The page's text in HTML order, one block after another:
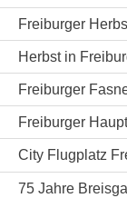
Freiburger
Herbst in
Freiburger
Freiburger
City Flugplatz
75 Jahre